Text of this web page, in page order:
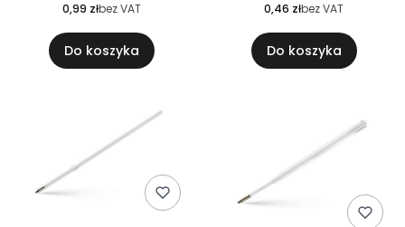
0,99 złbez VAT
Do koszyka
0,46 złbez VAT
Do koszyka